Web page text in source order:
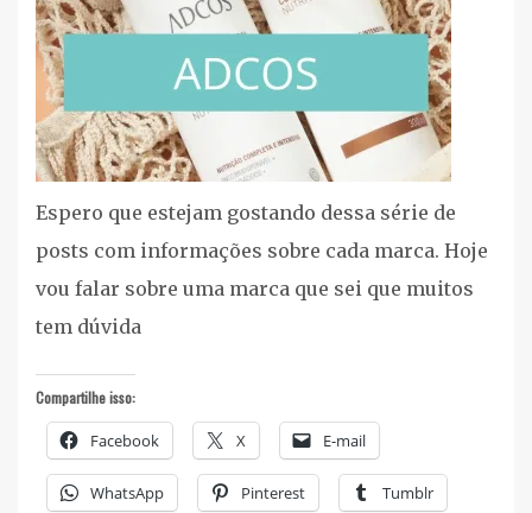
cruelty
free/vegan
Proteção
Solar,
Testes
em
Animais,
Espero que estejam gostando dessa série de
posts com informações sobre cada marca. Hoje
vou falar sobre uma marca que sei que muitos
tem dúvida
Compartilhe isso:
Facebook X E-mail
WhatsApp Pinterest Tumblr